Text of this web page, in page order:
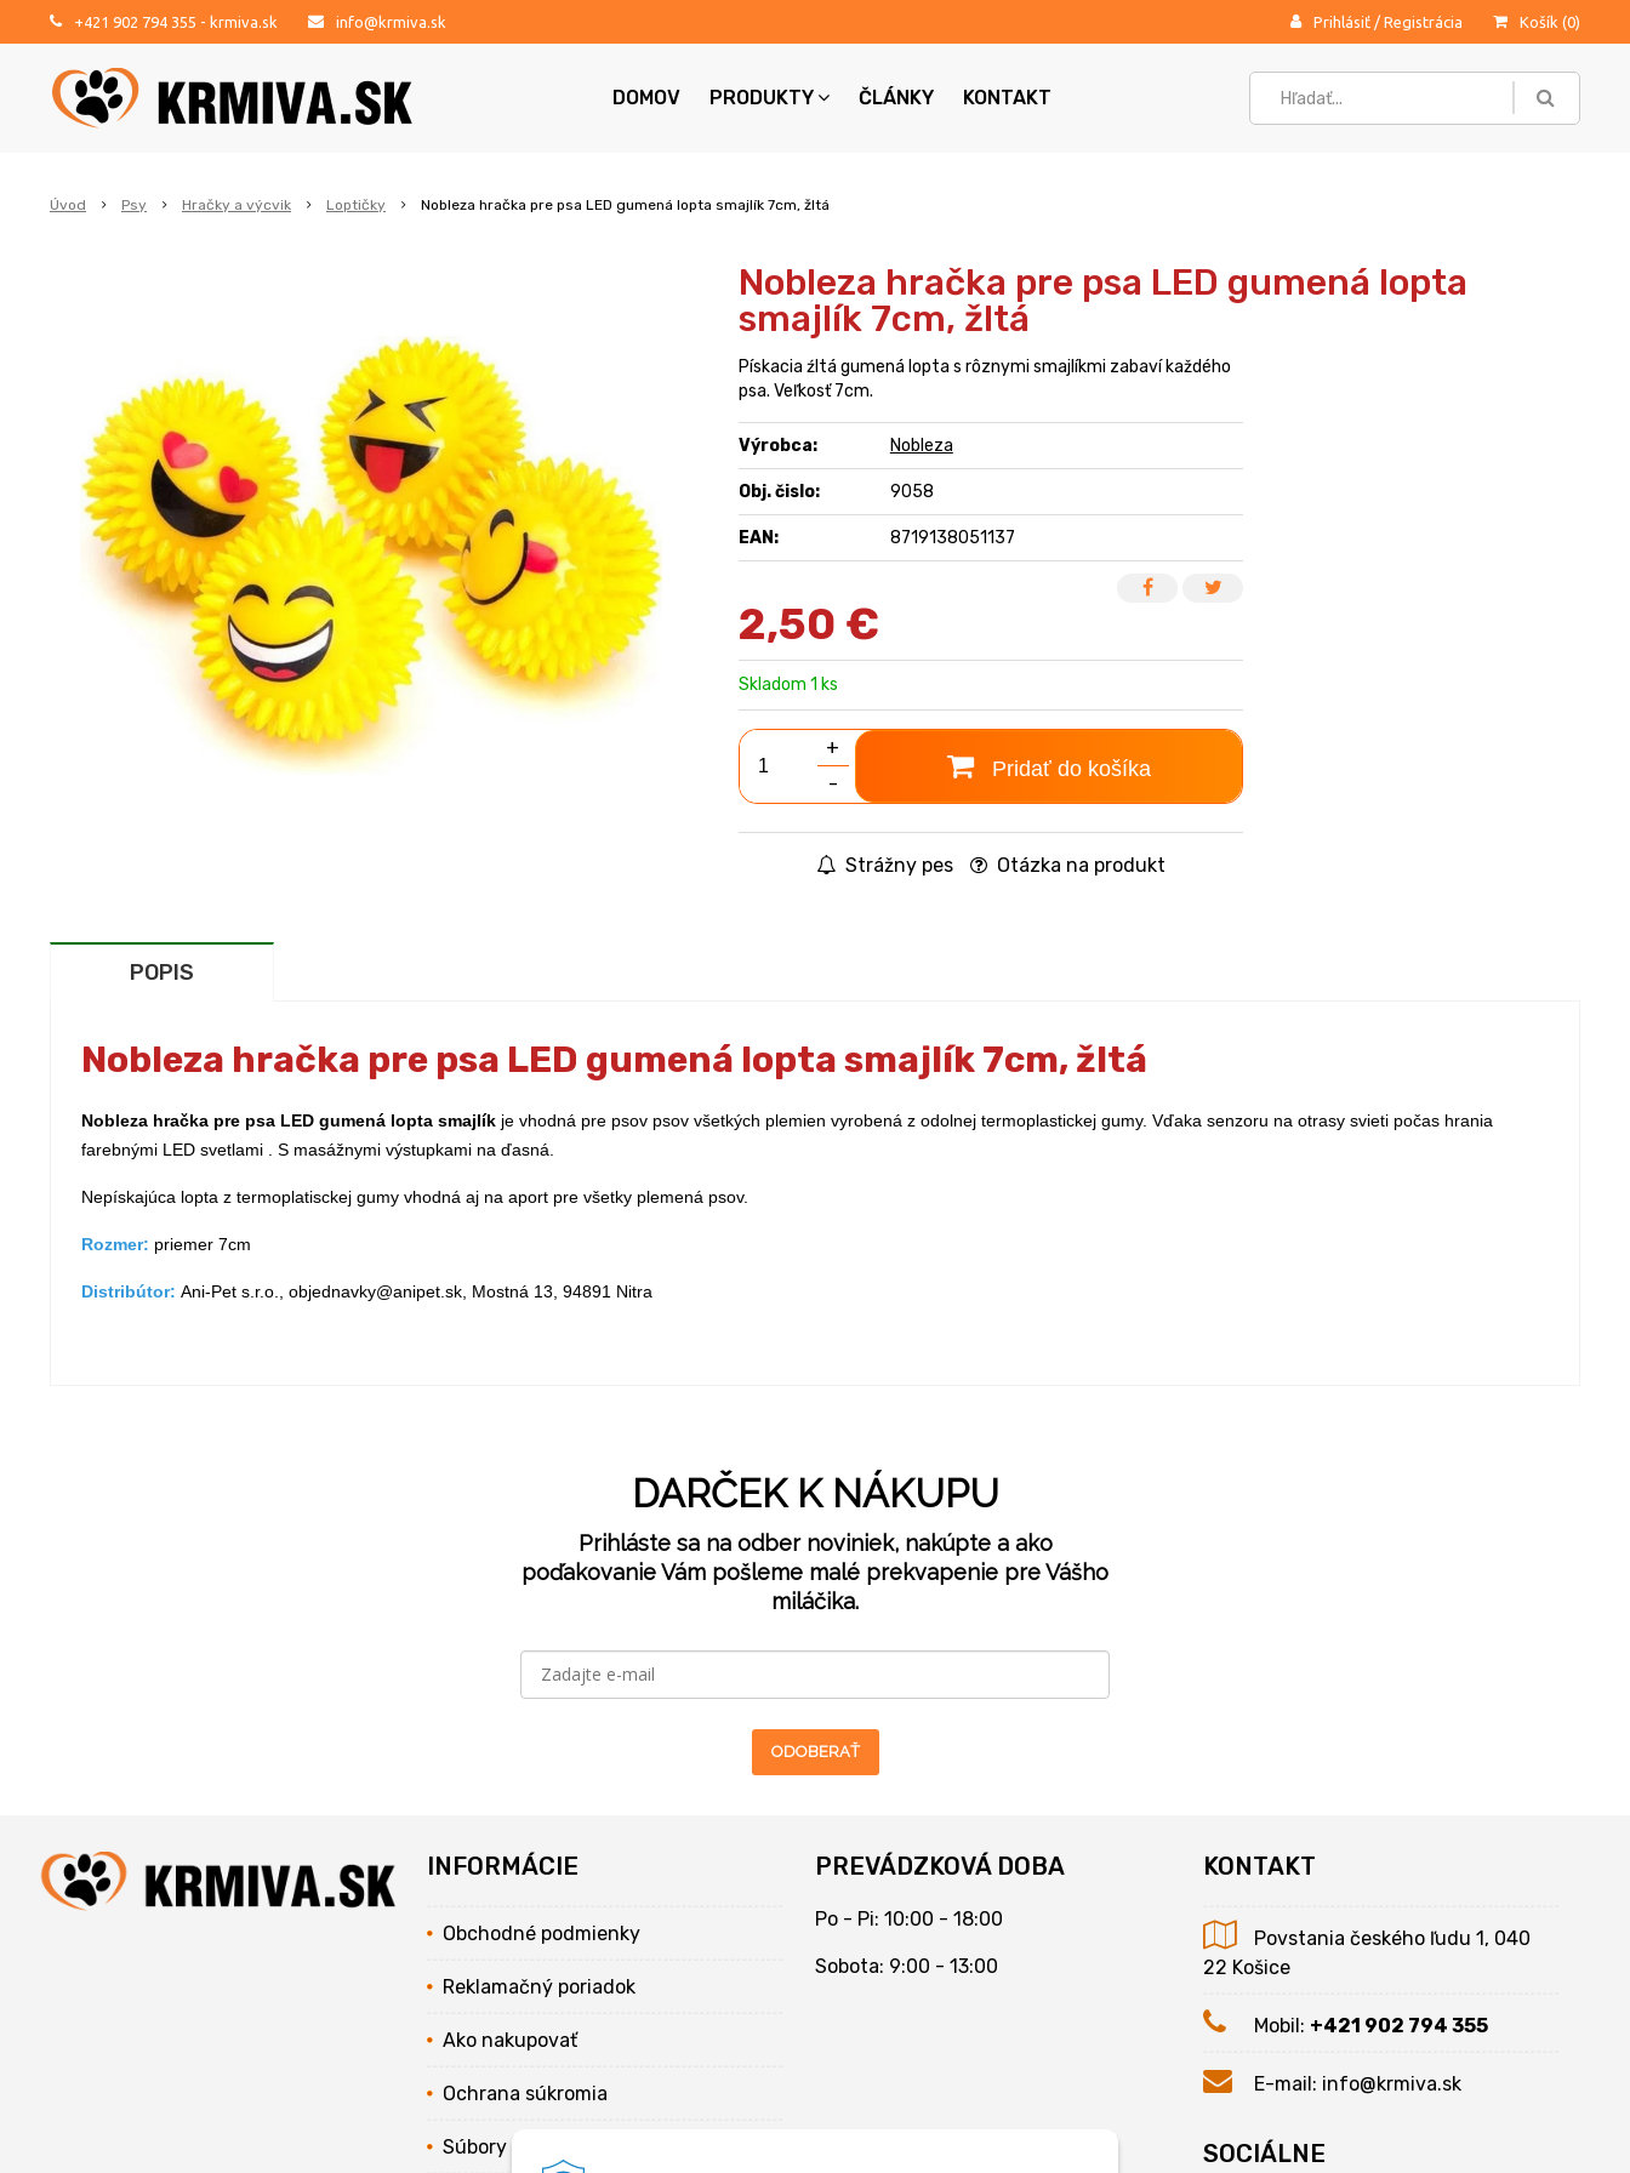
+421 902 794 355 - krmiva.sk info@krmiva.sk Prihlásiť / Registrácia Košík (0)
DOMOV PRODUKTY ČLÁNKY KONTAKT
Úvod Psy Hračky a výcvik Loptičky Nobleza hračka pre psa LED gumená lopta smajlík 7cm, žltá
Nobleza hračka pre psa LED gumená lopta
smajlík 7cm, žltá
Pískacia źltá gumená lopta s rôznymi smajlíkmi zabaví každého
psa. Veľkosť 7cm.
Výrobca: Nobleza
Obj. čislo: 9058
EAN: 8719138051137
2,50 €
Skladom 1 ks
+
-
Pridať do košíka
Strážny pes Otázka na produkt
POPIS
Nobleza hračka pre psa LED gumená lopta smajlík 7cm, žltá
Nobleza hračka pre psa LED gumená lopta smajlík je vhodná pre psov psov všetkých plemien vyrobená z odolnej termoplastickej gumy. Vďaka senzoru na otrasy svieti počas hrania
farebnými LED svetlami . S masážnymi výstupkami na ďasná.
Nepískajúca lopta z termoplatisckej gumy vhodná aj na aport pre všetky plemená psov.
Rozmer: priemer 7cm
Distribútor: Ani-Pet s.r.o., objednavky@anipet.sk, Mostná 13, 94891 Nitra
DARČEK K NÁKUPU
Prihláste sa na odber noviniek, nakúpte a ako
poďakovanie Vám pošleme malé prekvapenie pre Vášho
miláčika.
ODOBERAŤ
INFORMÁCIE
Obchodné podmienky
Reklamačný poriadok
Ako nakupovať
Ochrana súkromia
Súbory cookies
PREVÁDZKOVÁ DOBA
Po - Pi: 10:00 - 18:00
Sobota: 9:00 - 13:00
KONTAKT
Povstania českého ľudu 1, 040
22 Košice
Mobil: +421 902 794 355
E-mail: info@krmiva.sk
SOCIÁLNE